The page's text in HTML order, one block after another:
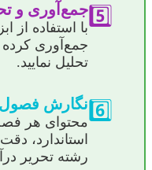
5️⃣ جمع‌آوری و
با استفاده از
جمع‌آوری
تحلیل نمایید.
6️⃣ نگارش فصول
محتوای هر
استاندارد،
رشته تحریر